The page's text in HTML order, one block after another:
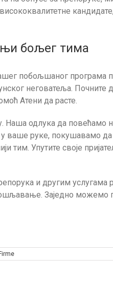
бољег тима
побољшаног програма
неговатеља. Почните
Атени да расте.
одлука да повећамо
руке, покушавамо да
тим. Упутите своје
и другим услугама
Заједно можемо
Firme